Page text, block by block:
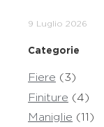
9 Luglio 2026
Categorie
Fiere (3)
Finiture (4)
Maniglie (11)